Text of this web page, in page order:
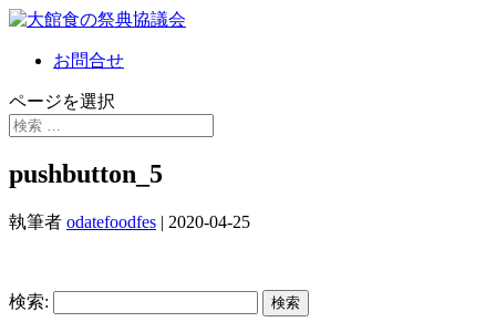
お問合せ
ページを選択
pushbutton_5
執筆者 odatefoodfes | 2020-04-25
検索: